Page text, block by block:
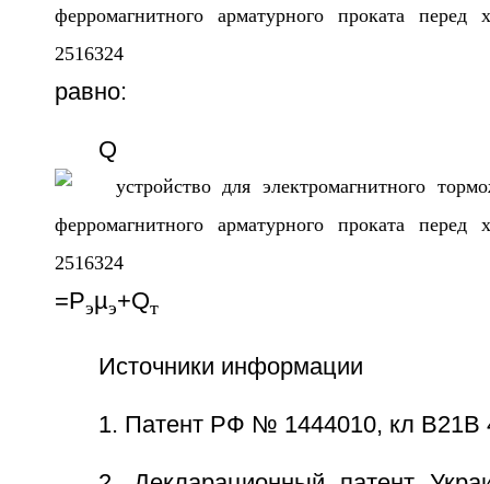
равно:
Q
=Pэµэ+Qт
Источники информации
1. Патент РФ № 1444010, кл B21B